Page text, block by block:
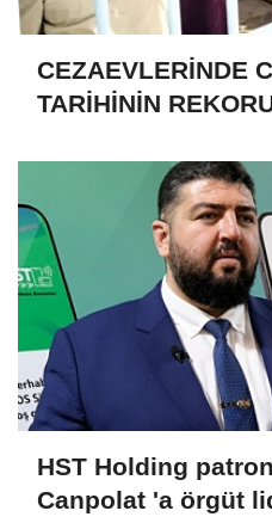
CEZAEVLERİNDE
TARİHİNİN
HST Holding
Canpolat 'a örgüt